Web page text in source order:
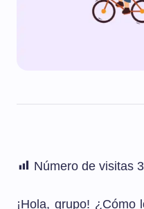
Número de visitas
¡Hola, grupo! ¿Cómo